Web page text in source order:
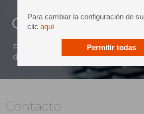
Para cambiar la configuración de
clic aquí
Permitir todas
Contacto
Puede enviar un mensaje
del siguiente formulario
Contacto